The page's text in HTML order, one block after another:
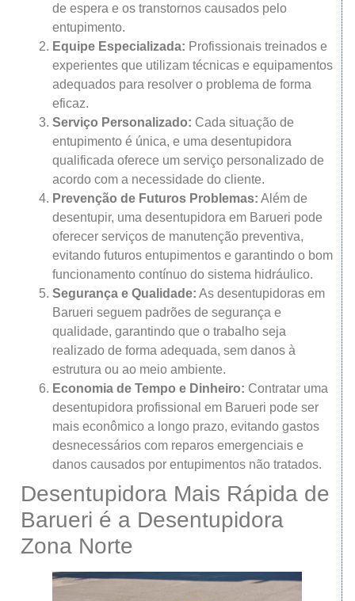
de espera e os transtornos causados pelo
entupimento.
Equipe Especializada: Profissionais treinados e
experientes que utilizam técnicas e equipamentos
adequados para resolver o problema de forma
eficaz.
Serviço Personalizado: Cada situação de
entupimento é única, e uma desentupidora
qualificada oferece um serviço personalizado de
acordo com a necessidade do cliente.
Prevenção de Futuros Problemas: Além de
desentupir, uma desentupidora em Barueri pode
oferecer serviços de manutenção preventiva,
evitando futuros entupimentos e garantindo o bom
funcionamento contínuo do sistema hidráulico.
Segurança e Qualidade: As desentupidoras em
Barueri seguem padrões de segurança e
qualidade, garantindo que o trabalho seja
realizado de forma adequada, sem danos à
estrutura ou ao meio ambiente.
Economia de Tempo e Dinheiro: Contratar uma
desentupidora profissional em Barueri pode ser
mais econômico a longo prazo, evitando gastos
desnecessários com reparos emergenciais e
danos causados por entupimentos não tratados.
Desentupidora Mais Rápida de
Barueri é a Desentupidora
Zona Norte